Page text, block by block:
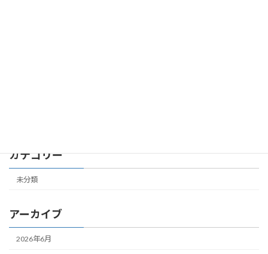
カテゴリー
未分類
アーカイブ
2026年6月